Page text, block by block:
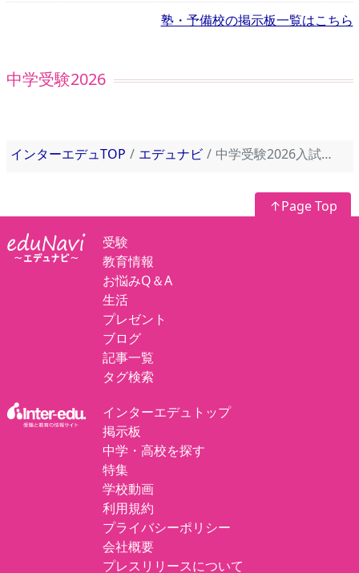
塾・予備校の掲示板一覧はこちら
中学受験2026
インターエデュTOP エデュナビ 中学受験2026入試問題速報（令和8年）
↑Page Top
受験
教育情報
お悩みQ＆A
生活
プレゼント
ブログ
記事一覧
タグ検索
インターエデュトップ
掲示板
中学・高校を探す
特集
学校動画
利用規約
プライバシーポリシー
会社概要
プレスリリースについて